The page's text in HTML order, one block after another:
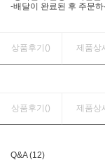
-배달이 완료된 후 주문
상품후기() 제품상
상품후기() 제품상
Q&A (12)